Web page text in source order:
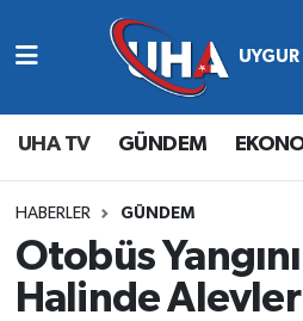
UHA TV GÜNDEM
HABERLER GÜNDEM
Otobüs
Halinde
Abone Ol
Gündem
Ekonomi
Magazin
Nöbetçi Eczaneler
Hava Durumu
Namaz Vakitleri
Trafik Durumu